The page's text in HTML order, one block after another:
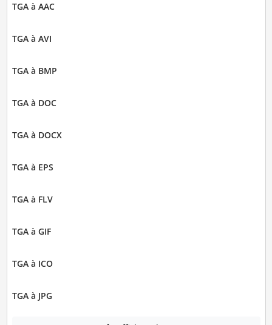
TGA à AAC
TGA à AVI
TGA à BMP
TGA à DOC
TGA à DOCX
TGA à EPS
TGA à FLV
TGA à GIF
TGA à ICO
TGA à JPG